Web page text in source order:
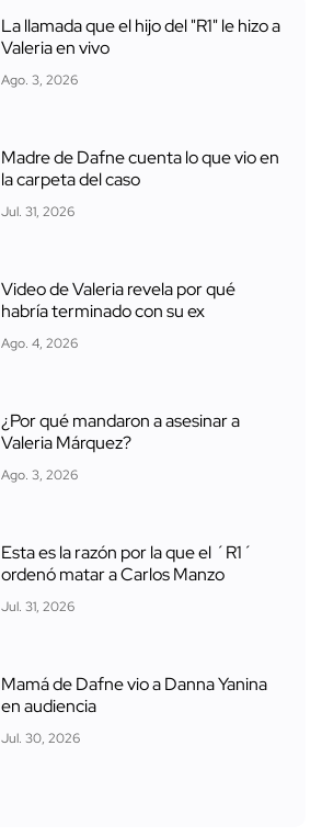
La llamada que el hijo del "R1" le hizo a
Valeria en vivo
Ago. 3, 2026
Madre de Dafne cuenta lo que vio en
la carpeta del caso
Jul. 31, 2026
Video de Valeria revela por qué
habría terminado con su ex
Ago. 4, 2026
¿Por qué mandaron a asesinar a
Valeria Márquez?
Ago. 3, 2026
Esta es la razón por la que el ´R1´
ordenó matar a Carlos Manzo
Jul. 31, 2026
Mamá de Dafne vio a Danna Yanina
en audiencia
Jul. 30, 2026